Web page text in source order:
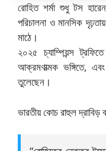
রোহিত শর্মা শুধু টস
পরিচালনা ও মানসিক
মাঠে।
২০২৫ চ্যাম্পিয়ন্স
আক্রমণাত্মক ভঙ্গিতে,
তুলেছেন।
ভারতীয় কোচ রাহুল দ্রাবিড়